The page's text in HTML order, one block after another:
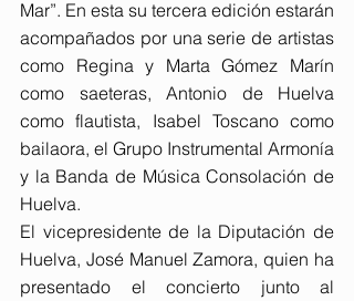
Mar”. En esta su tercera edición estarán
acompañados por una serie de artistas
como Regina y Marta Gómez Marín
como saeteras, Antonio de Huelva
como flautista, Isabel Toscano como
bailaora, el Grupo Instrumental Armonía
y la Banda de Música Consolación de
Huelva.
El vicepresidente de la Diputación de
Huelva, José Manuel Zamora, quien ha
presentado el concierto junto al